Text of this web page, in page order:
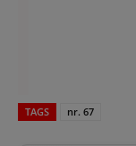
TAGS nr. 67